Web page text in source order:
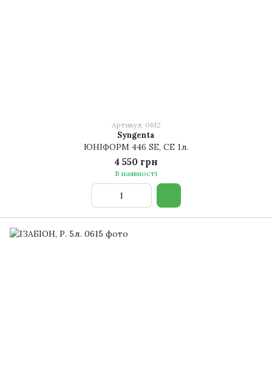
Артикул: 0612
Syngenta
ЮНІФОРМ 446 SE, CE 1л.
4 550 грн
В наявності